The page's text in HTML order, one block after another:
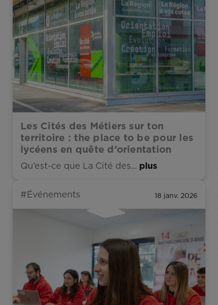
Les Cités des Métiers sur ton
territoire : the place to be pour les
lycéens en quête d’orientation
Qu’est-ce que La Cité des... plus
#Événements 18 janv. 2026